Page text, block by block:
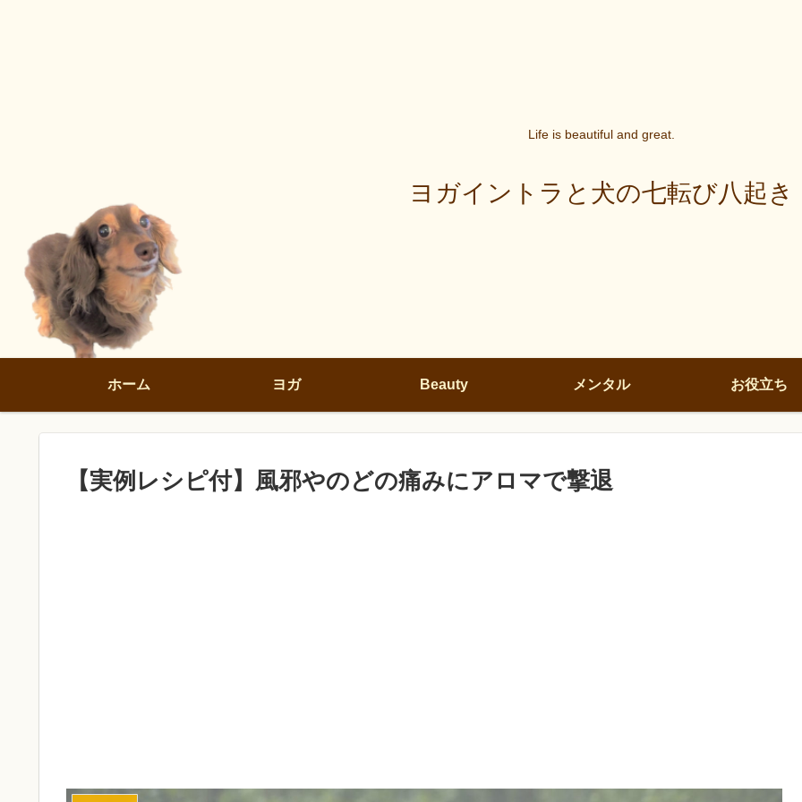
Life is beautiful and great.
ヨガイントラと犬の七転び八起き
ホーム ヨガ Beauty メンタル お役立ち
【実例レシピ付】風邪やのどの痛みにアロマで撃退